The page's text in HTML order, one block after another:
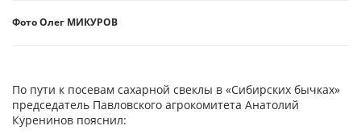
Фото Олег МИКУРОВ
По пути к посевам сахарной свеклы в «Сибирских бычках»
председатель Павловского агрокомитета Анатолий
Куренинов пояснил: